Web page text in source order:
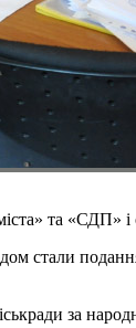
та «СДП» і
стали
за